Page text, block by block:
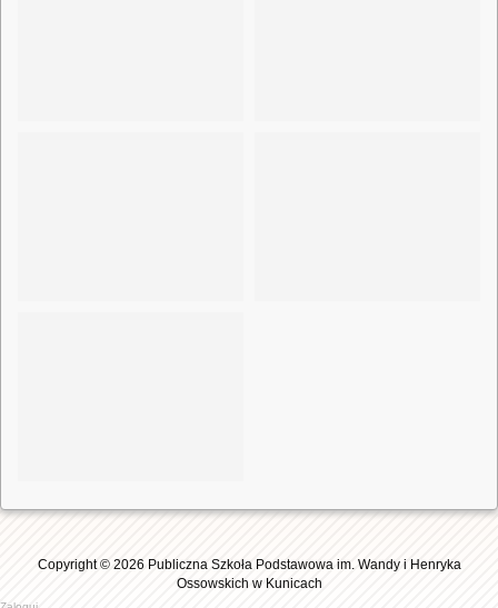
Copyright © 2026 Publiczna Szkoła Podstawowa im. Wandy i Henryka
Ossowskich w Kunicach